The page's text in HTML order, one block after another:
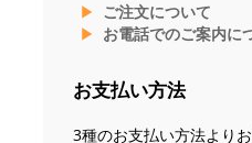
ご注文について
お電話でのご案内に
お支払い方法
3種のお支払い方法より